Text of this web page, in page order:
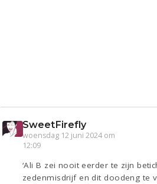
SweetFirefly
woensdag 12 juni 2024 om
12:09
‘Ali B zei nooit eerder te zijn
zedenmisdrijf en dit doodeng te